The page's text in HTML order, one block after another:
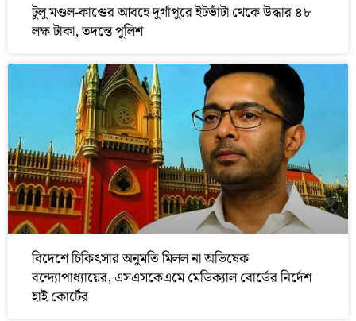
টুলু মণ্ডল-কাণ্ডের আবহে দুর্গাপুরে ইটভাঁটা থেকে উদ্ধার ৪৮
লক্ষ টাকা, তদন্তে পুলিশ
বিদেশে চিকিৎসার অনুমতি মিলল না অভিষেক
বন্দ্যোপাধ্যায়ের, এসএসকেএমে মেডিক্যাল বোর্ডের নির্দেশ
হাই কোর্টের